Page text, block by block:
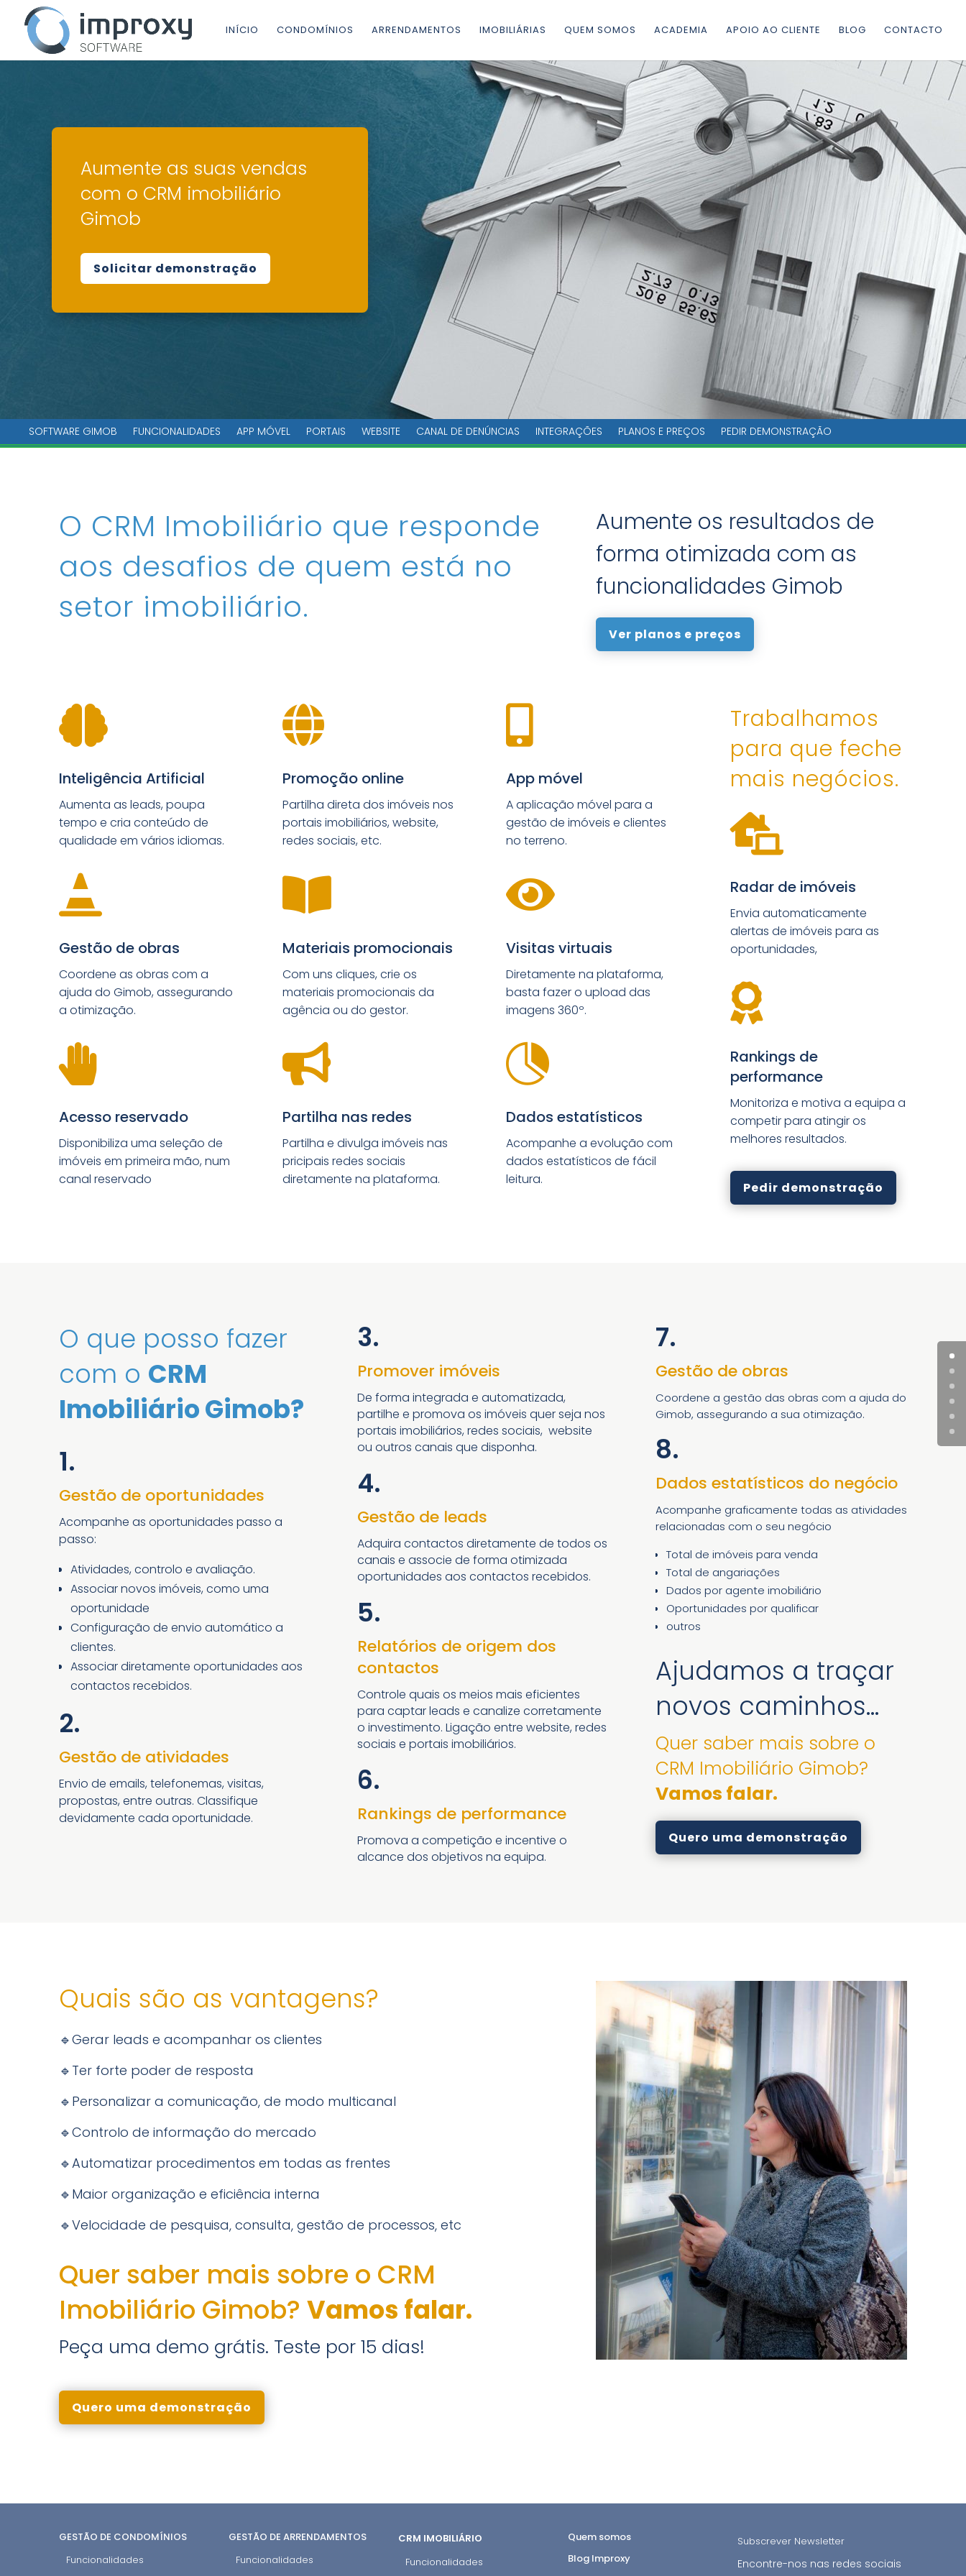
INÍCIO CONDOMÍNIOS ARRENDAMENTOS IMOBILIÁRIAS QUEM SOMOS ACADEMIA APOIO AO CLIENTE BLOG CONTACTO
Aumente as suas vendas
com o CRM imobiliário
Gimob
Solicitar demonstração
SOFTWARE GIMOB FUNCIONALIDADES APP MÓVEL PORTAIS WEBSITE CANAL DE DENÚNCIAS INTEGRAÇÕES PLANOS E PREÇOS PEDIR DEMONSTRAÇÃO
O CRM Imobiliário que responde
aos desafios de quem está no
setor imobiliário.
Aumente os resultados de
forma otimizada com as
funcionalidades Gimob
Ver planos e preços

Inteligência Artificial
Aumenta as leads, poupa
tempo e cria conteúdo de
qualidade em vários idiomas.

Gestão de obras
Coordene as obras com a
ajuda do Gimob, assegurando
a otimização.

Acesso reservado
Disponibiliza uma seleção de
imóveis em primeira mão, num
canal reservado

Promoção online
Partilha direta dos imóveis nos
portais imobiliários, website,
redes sociais, etc.

Materiais promocionais
Com uns cliques, crie os
materiais promocionais da
agência ou do gestor.

Partilha nas redes
Partilha e divulga imóveis nas
pricipais redes sociais
diretamente na plataforma.

App móvel
A aplicação móvel para a
gestão de imóveis e clientes
no terreno.

Visitas virtuais
Diretamente na plataforma,
basta fazer o upload das
imagens 360º.

Dados estatísticos
Acompanhe a evolução com
dados estatísticos de fácil
leitura.
Trabalhamos
para que feche
mais negócios.

Radar de imóveis
Envia automaticamente
alertas de imóveis para as
oportunidades,

Rankings de
performance
Monitoriza e motiva a equipa a
competir para atingir os
melhores resultados.
Pedir demonstração
O que posso fazer
com o CRM
Imobiliário Gimob?
1.
Gestão de oportunidades
Acompanhe as oportunidades passo a
passo:
Atividades, controlo e avaliação.
Associar novos imóveis, como uma
oportunidade
Configuração de envio automático a
clientes.
Associar diretamente oportunidades aos
contactos recebidos.
2.
Gestão de atividades
Envio de emails, telefonemas, visitas,
propostas, entre outras. Classifique
devidamente cada oportunidade.
3.
Promover imóveis
De forma integrada e automatizada,
partilhe e promova os imóveis quer seja nos
portais imobiliários, redes sociais, website
ou outros canais que disponha.
4.
Gestão de leads
Adquira contactos diretamente de todos os
canais e associe de forma otimizada
oportunidades aos contactos recebidos.
5.
Relatórios de origem dos
contactos
Controle quais os meios mais eficientes
para captar leads e canalize corretamente
o investimento. Ligação entre website, redes
sociais e portais imobiliários.
6.
Rankings de performance
Promova a competição e incentive o
alcance dos objetivos na equipa.
7.
Gestão de obras
Coordene a gestão das obras com a ajuda do
Gimob, assegurando a sua otimização.
8.
Dados estatísticos do negócio
Acompanhe graficamente todas as atividades
relacionadas com o seu negócio
Total de imóveis para venda
Total de angariações
Dados por agente imobiliário
Oportunidades por qualificar
outros
Ajudamos a traçar
novos caminhos…
Quer saber mais sobre o
CRM Imobiliário Gimob?
Vamos falar.
Quero uma demonstração
Quais são as vantagens?
🔹Gerar leads e acompanhar os clientes
🔹Ter forte poder de resposta
🔹Personalizar a comunicação, de modo multicanal
🔹Controlo de informação do mercado
🔹Automatizar procedimentos em todas as frentes
🔹Maior organização e eficiência interna
🔹Velocidade de pesquisa, consulta, gestão de processos, etc
Quer saber mais sobre o CRM
Imobiliário Gimob? Vamos falar.
Peça uma demo grátis. Teste por 15 dias!
Quero uma demonstração
GESTÃO DE CONDOMÍNIOS
Funcionalidades
GESTÃO DE ARRENDAMENTOS
Funcionalidades
CRM IMOBILIÁRIO
Funcionalidades
Quem somos
Blog Improxy
Subscrever Newsletter
Encontre-nos nas redes sociais